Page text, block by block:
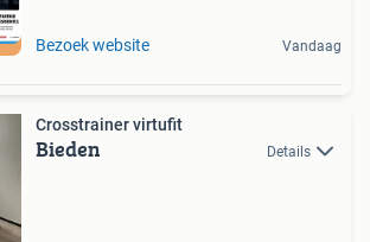
Bezoek website Vandaag
Crosstrainer virtufit
Bieden Details